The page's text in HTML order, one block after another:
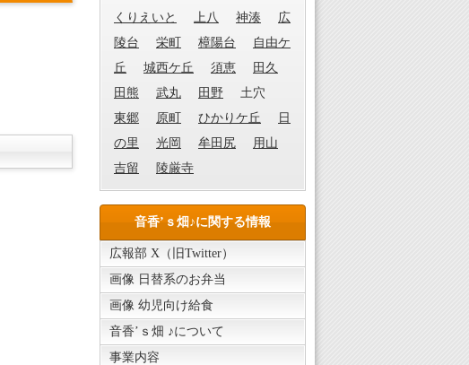
くりえいと
上八 神湊
広
陵台
栄町 樟陽台
自由ケ
丘
城西ケ丘 須恵
田久
田熊
武丸 田野
土穴
東郷
原町 ひかりケ丘
日
の里
光岡 牟田尻
用山
吉留
陵厳寺
音香’ｓ畑♪に関する情報
広報部 X（旧Twitter）
画像 日替系のお弁当
画像 幼児向け給食
音香’ｓ畑 ♪について
事業内容